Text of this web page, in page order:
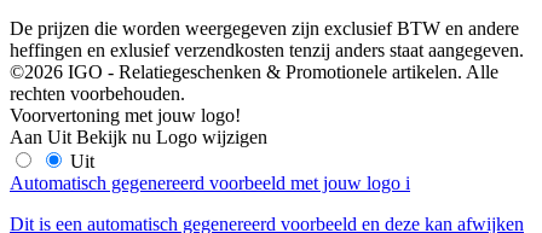
De prijzen die worden weergegeven zijn exclusief BTW en andere
heffingen en exlusief verzendkosten tenzij anders staat aangegeven.
©2026 IGO - Relatiegeschenken & Promotionele artikelen. Alle
rechten voorbehouden.
Voorvertoning met jouw logo!
Aan Uit Bekijk nu Logo wijzigen
Uit
Automatisch gegenereerd voorbeeld met jouw logo i
Dit is een automatisch gegenereerd voorbeeld en deze kan afwijken